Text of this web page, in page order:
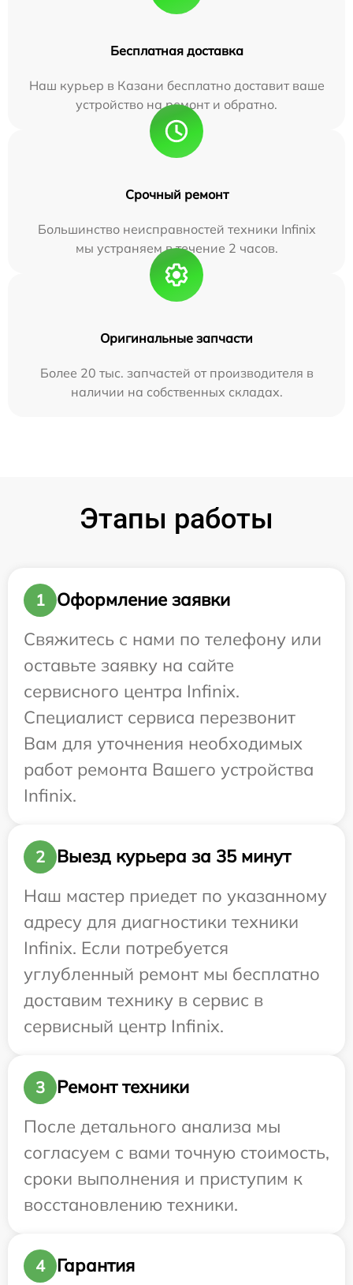
Бесплатная доставка
Наш курьер в Казани бесплатно доставит ваше
устройство на ремонт и обратно.
Срочный ремонт
Большинство неисправностей техники Infinix
мы устраняем в течение 2 часов.
Оригинальные запчасти
Более 20 тыс. запчастей от производителя в
наличии на собственных складах.
Этапы работы
1
Оформление заявки
Свяжитесь с нами по телефону или
оставьте заявку на сайте
сервисного центра Infinix.
Специалист сервиса перезвонит
Вам для уточнения необходимых
работ ремонта Вашего устройства
Infinix.
2
Выезд курьера за 35 минут
Наш мастер приедет по указанному
адресу для диагностики техники
Infinix. Если потребуется
углубленный ремонт мы бесплатно
доставим технику в сервис в
сервисный центр Infinix.
3
Ремонт техники
После детального анализа мы
согласуем с вами точную стоимость,
сроки выполнения и приступим к
восстановлению техники.
4 Гарантия